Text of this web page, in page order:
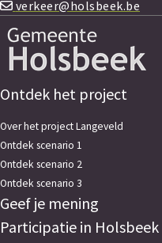
verkeer@holsbeek.be
Ontdek het project
Over het project Langeveld
Ontdek scenario 1
Ontdek scenario 2
Ontdek scenario 3
Geef je mening
Participatie in Holsbeek